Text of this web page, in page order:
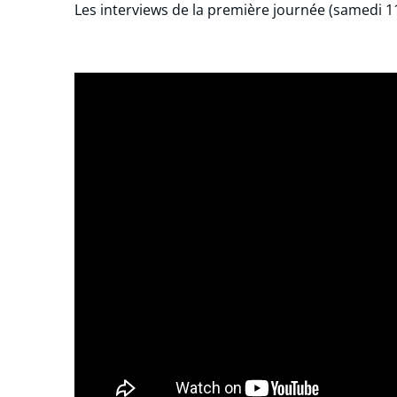
Les interviews de la première journée (samedi